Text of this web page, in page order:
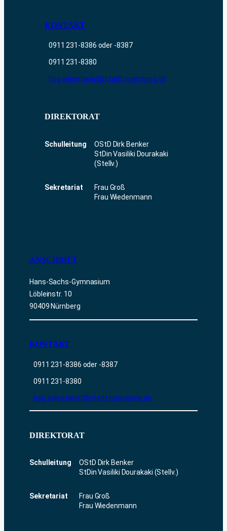
KONTAKT
0911 231-8386 oder -8387
0911 231-8380
hsg.sekretariat@stadt.nuernberg.de
DIREKTORAT
Schulleitung
OStD Dirk Benker
StDin Vasiliki Dourakaki
(Stellv.)
Sekretariat
Frau Groß
Frau Wiedenmann
ANSCHRIFT
Hans-Sachs-Gymnasium
Löbleinstr. 10
90409 Nürnberg
KONTAKT
0911 231-8386 oder -8387
0911 231-8380
hsg.sekretariat@stadt.nuernberg.de
DIREKTORAT
Schulleitung
OStD Dirk Benker
StDin Vasiliki Dourakaki (Stellv.)
Sekretariat
Frau Groß
Frau Wiedenmann